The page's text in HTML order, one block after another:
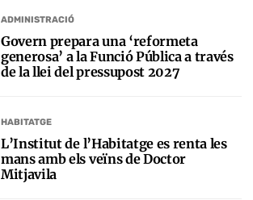
ADMINISTRACIÓ
Govern prepara una ‘reformeta
generosa’ a la Funció Pública a través
de la llei del pressupost 2027
HABITATGE
L’Institut de l’Habitatge es renta les
mans amb els veïns de Doctor
Mitjavila